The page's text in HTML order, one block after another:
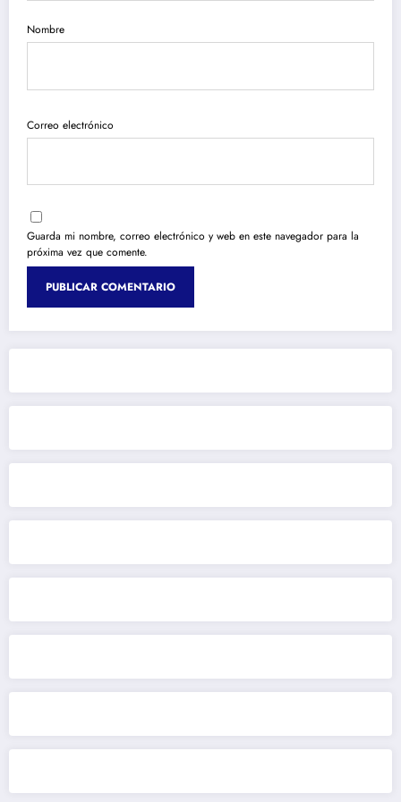
Nombre
Correo electrónico
Guarda mi nombre, correo electrónico y web en este navegador para la
próxima vez que comente.